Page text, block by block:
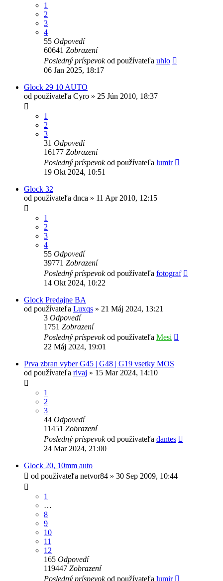
1
2
3
4
55 Odpovedí
60641 Zobrazení
Posledný príspevokod používateľa uhlo
06 Jan 2025, 18:17
Glock 29 10 AUTO
od používateľa Cyro » 25 Jún 2010, 18:37
1
2
3
31 Odpovedí
16177 Zobrazení
Posledný príspevokod používateľa lumir
19 Okt 2024, 10:51
Glock 32
od používateľa dnca » 11 Apr 2010, 12:15
1
2
3
4
55 Odpovedí
39771 Zobrazení
Posledný príspevokod používateľa fotograf
14 Okt 2024, 10:22
Glock Predajne BA
od používateľa Luxqs » 21 Máj 2024, 13:21
3 Odpovedí
1751 Zobrazení
Posledný príspevokod používateľa Mesi
22 Máj 2024, 19:01
Prva zbran vyber G45 | G48 | G19 vsetky MOS
od používateľa rivaj » 15 Mar 2024, 14:10
1
2
3
44 Odpovedí
11451 Zobrazení
Posledný príspevokod používateľa dantes
24 Mar 2024, 21:00
Glock 20, 10mm auto
od používateľa netvor84 » 30 Sep 2009, 10:44
1
…
8
9
10
11
12
165 Odpovedí
119447 Zobrazení
Posledný príspevokod používateľa lumir